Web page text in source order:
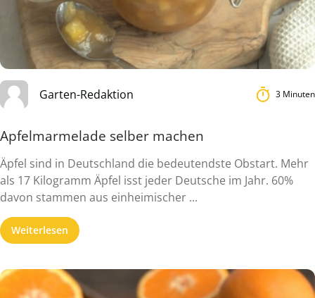
Garten-Redaktion 3 Minuten
Apfelmarmelade selber machen
Äpfel sind in Deutschland die bedeutendste Obstart. Mehr
als 17 Kilogramm Äpfel isst jeder Deutsche im Jahr. 60%
davon stammen aus einheimischer ...
Weiterlesen